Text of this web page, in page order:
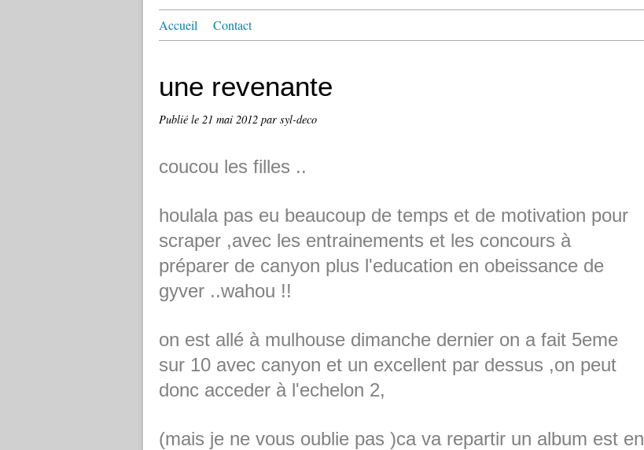
Accueil Contact
une revenante
Publié le 21 mai 2012 par syl-deco
coucou les filles ..
houlala pas eu beaucoup de temps et de motivation pour
scraper ,avec les entrainements et les concours à
préparer de canyon plus l'education en obeissance de
gyver ..wahou !!
on est allé à mulhouse dimanche dernier on a fait 5eme
sur 10 avec canyon et un excellent par dessus ,on peut
donc acceder à l'echelon 2,
(mais je ne vous oublie pas )ca va repartir un album est en